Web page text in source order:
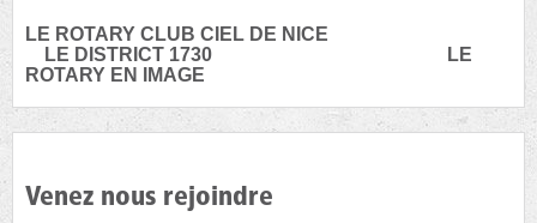
LE ROTARY CLUB CIEL DE NICE
LE DISTRICT 1730 LE
ROTARY EN IMAGE
Venez nous rejoindre